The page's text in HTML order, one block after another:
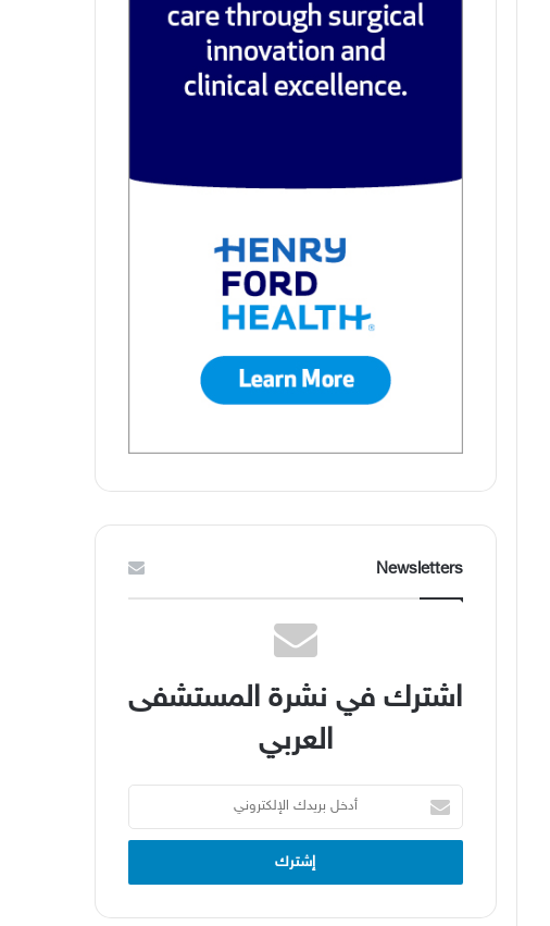
Newsletters
اشترك في نشرة المستشفى
العربي
بريدك
الإلكتروني